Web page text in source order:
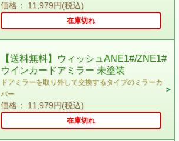
価格： 11,979円(税込)
在庫切れ
【送料無料】ウィッシュANE1#/ZNE1#
ウインカードアミラー 未塗装
ドアミラーを取り外して交換するタイプのミラーカ
バー
価格： 11,979円(税込)
在庫切れ